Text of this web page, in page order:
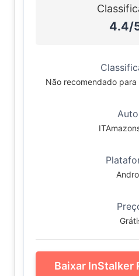
4.4/
Não recomendado
Baixar InStalker